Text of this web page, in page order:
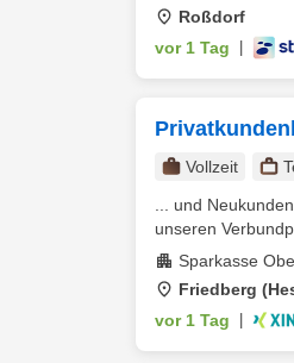
Roßdorf
vor 1 Tag
Vollzeit
... und
unseren
Sparkasse
Friedberg
vor 1 Tag